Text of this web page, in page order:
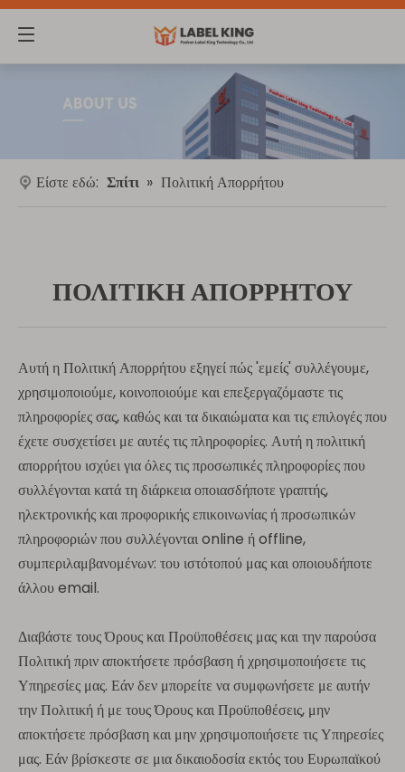
Είστε εδώ: Σπίτι » Πολιτική Απορρήτου
ΠΟΛΙΤΙΚΗ ΑΠΟΡΡΗΤΟΥ
Αυτή η Πολιτική Απορρήτου εξηγεί πώς 'εμείς' συλλέγουμε,
χρησιμοποιούμε, κοινοποιούμε και επεξεργαζόμαστε τις
πληροφορίες σας, καθώς και τα δικαιώματα και τις επιλογές που
έχετε συσχετίσει με αυτές τις πληροφορίες. Αυτή η πολιτική
απορρήτου ισχύει για όλες τις προσωπικές πληροφορίες που
συλλέγονται κατά τη διάρκεια οποιασδήποτε γραπτής,
ηλεκτρονικής και προφορικής επικοινωνίας ή προσωπικών
πληροφοριών που συλλέγονται online ή offline,
συμπεριλαμβανομένων: του ιστότοπού μας και οποιουδήποτε
άλλου email.
Διαβάστε τους Όρους και Προϋποθέσεις μας και την παρούσα
Πολιτική πριν αποκτήσετε πρόσβαση ή χρησιμοποιήσετε τις
Υπηρεσίες μας. Εάν δεν μπορείτε να συμφωνήσετε με αυτήν
την Πολιτική ή με τους Όρους και Προϋποθέσεις, μην
αποκτήσετε πρόσβαση και μην χρησιμοποιήσετε τις Υπηρεσίες
μας. Εάν βρίσκεστε σε μια δικαιοδοσία εκτός του Ευρωπαϊκού